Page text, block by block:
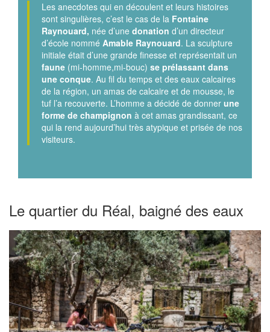
Les anecdotes qui en découlent et leurs histoires
sont singulières, c’est le cas de la Fontaine
Raynouard, née d’une donation d’un directeur
d’école nommé Amable Raynouard. La sculpture
initiale était d’une grande finesse et représentait un
faune (mi-homme,mi-bouc) se prélassant dans
une conque. Au fil du temps et des eaux calcaires
de la région, un amas de calcaire et de mousse, le
tuf l’a recouverte. L’homme a décidé de donner une
forme de champignon à cet amas grandissant, ce
qui la rend aujourd’hui très atypique et prisée de nos
visiteurs.
Le quartier du Réal, baigné des eaux